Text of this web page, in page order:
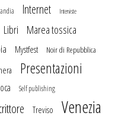
Internet Interviste
Libri Marea tossica
Mystfest Noir di Repubblica
Presentazioni
Self publishing
Treviso Venezia